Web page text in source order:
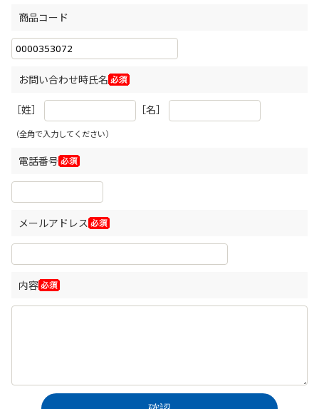
商品コード
お問い合わせ時氏名
［姓］ ［名］
（全角で入力してください）
電話番号
メールアドレス
内容